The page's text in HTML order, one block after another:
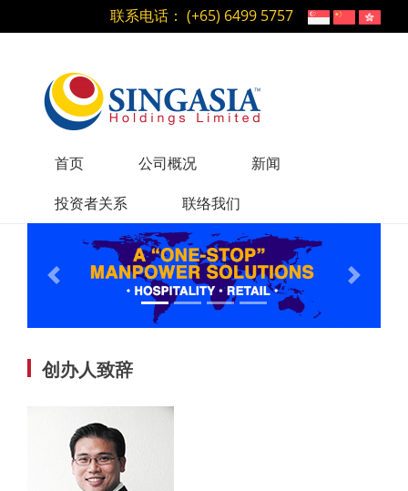
联系电话： (+65) 6499 5757
首页 公司概况
新闻
投资者关系
联络我们
Previous Next
创办人致辞